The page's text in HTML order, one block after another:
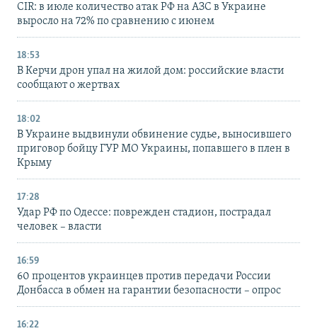
CIR: в июле количество атак РФ на АЗС в Украине
выросло на 72% по сравнению с июнем
18:53
В Керчи дрон упал на жилой дом: российские власти
сообщают о жертвах
18:02
В Украине выдвинули обвинение судье, выносившего
приговор бойцу ГУР МО Украины, попавшего в плен в
Крыму
17:28
Удар РФ по Одессе: поврежден стадион, пострадал
человек – власти
16:59
60 процентов украинцев против передачи России
Донбасса в обмен на гарантии безопасности – опрос
16:22